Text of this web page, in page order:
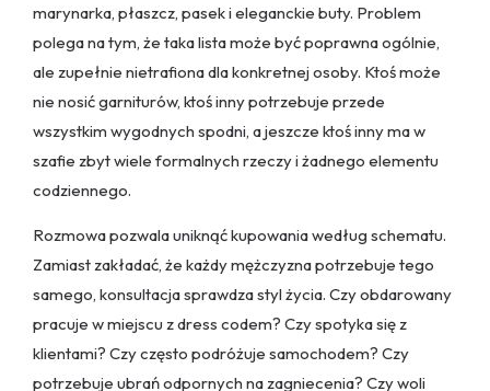
marynarka, płaszcz, pasek i eleganckie buty. Problem
polega na tym, że taka lista może być poprawna ogólnie,
ale zupełnie nietrafiona dla konkretnej osoby. Ktoś może
nie nosić garniturów, ktoś inny potrzebuje przede
wszystkim wygodnych spodni, a jeszcze ktoś inny ma w
szafie zbyt wiele formalnych rzeczy i żadnego elementu
codziennego.
Rozmowa pozwala uniknąć kupowania według schematu.
Zamiast zakładać, że każdy mężczyzna potrzebuje tego
samego, konsultacja sprawdza styl życia. Czy obdarowany
pracuje w miejscu z dress codem? Czy spotyka się z
klientami? Czy często podróżuje samochodem? Czy
potrzebuje ubrań odpornych na zagniecenia? Czy woli